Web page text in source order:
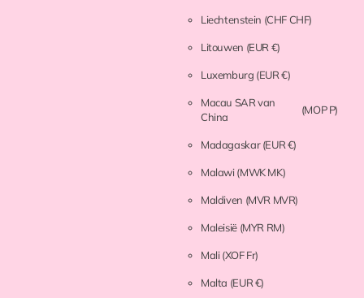
Liechtenstein (CHF CHF)
Litouwen (EUR €)
Luxemburg (EUR €)
Macau SAR van
China
(MOP P)
Madagaskar(EUR €)
Malawi(MWK MK)
Maldiven (MVR MVR)
Maleisië (MYR RM)
Mali(XOF Fr)
Malta (EUR €)